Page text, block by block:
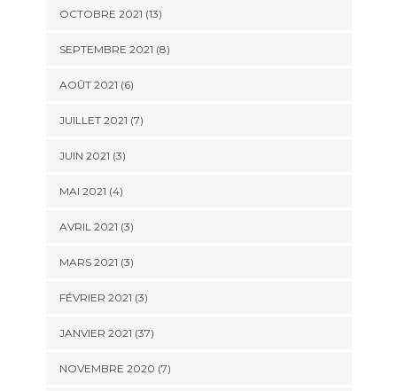
OCTOBRE 2021 (13)
SEPTEMBRE 2021 (8)
AOÛT 2021 (6)
JUILLET 2021 (7)
JUIN 2021 (3)
MAI 2021 (4)
AVRIL 2021 (3)
MARS 2021 (3)
FÉVRIER 2021 (3)
JANVIER 2021 (37)
NOVEMBRE 2020 (7)